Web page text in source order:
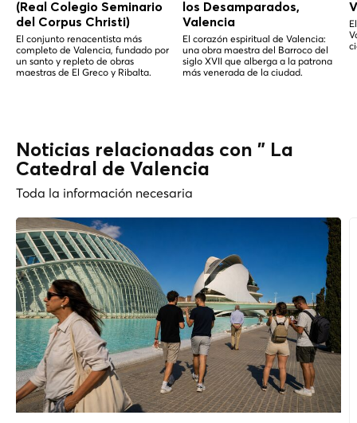
(Real Colegio Seminario
del Corpus Christi)
El conjunto renacentista más
completo de Valencia, fundado por
un santo y repleto de obras
maestras de El Greco y Ribalta.
los Desamparados,
Valencia
El corazón espiritual de Valencia:
una obra maestra del Barroco del
siglo XVII que alberga a la patrona
más venerada de la ciudad.
Noticias relacionadas con " La
Catedral de Valencia
Toda la información necesaria